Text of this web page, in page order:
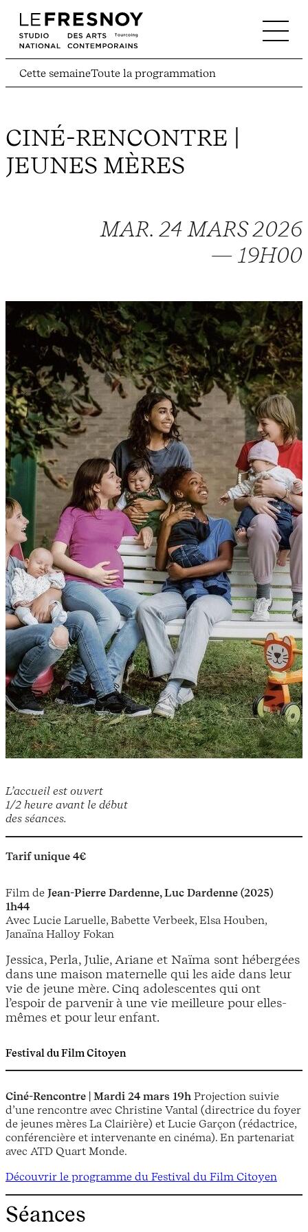
Cette semaineToute la programmation
CINÉ-RENCONTRE |
JEUNES MÈRES
MAR. 24 MARS 2026
— 19H00
L’accueil est ouvert
1/2 heure avant le début
des séances.
Tarif unique 4€
Film de Jean-Pierre Dardenne, Luc Dardenne (2025)
1h44
Avec Lucie Laruelle, Babette Verbeek, Elsa Houben,
Janaïna Halloy Fokan
Jessica, Perla, Julie, Ariane et Naïma sont hébergées
dans une maison maternelle qui les aide dans leur
vie de jeune mère. Cinq adolescentes qui ont
l’espoir de parvenir à une vie meilleure pour elles-
mêmes et pour leur enfant.
Festival du Film Citoyen
Ciné-Rencontre | Mardi 24 mars 19h Projection suivie
d’une rencontre avec Christine Vantal (directrice du foyer
de jeunes mères La Clairière) et Lucie Garçon (rédactrice,
conférencière et intervenante en cinéma). En partenariat
avec ATD Quart Monde.
Découvrir le programme du Festival du Film Citoyen
Séances